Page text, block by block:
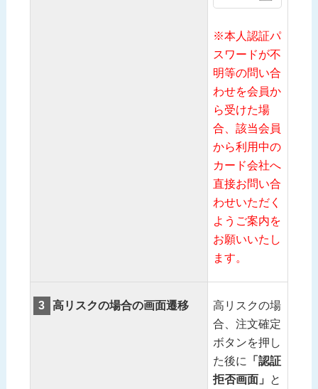
※本人認証パ
スワードが不
明等の問い合
わせを会員か
ら受けた場
合、該当会員
から利用中の
カード会社へ
直接お問い合
わせいただく
ようご案内を
お願いいたし
ます。
3 高リスクの場合の画面遷移
高リスクの場
合、注文確定
ボタンを押し
た後に
「認証
拒否画面」
と